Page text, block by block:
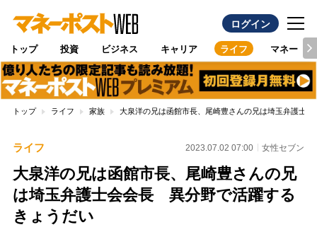
ログイン
トップ 投資 ビジネス キャリア ライフ マネー
トップ ライフ 家族 大泉洋の兄は函館市長、尾崎豊さんの兄は埼玉弁護士
ライフ 2023.07.02 07:00 女性セブン
大泉洋の兄は函館市長、尾崎豊さんの兄
は埼玉弁護士会会長 異分野で活躍する
きょうだい